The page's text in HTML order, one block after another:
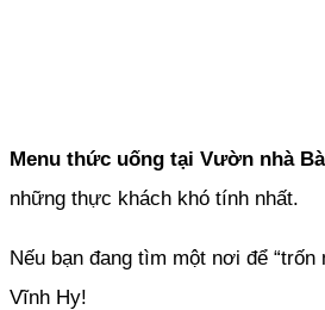
Menu thức uống tại Vườn nhà
những thực khách khó tính nhất.
Nếu bạn đang tìm một nơi để
Vĩnh Hy!